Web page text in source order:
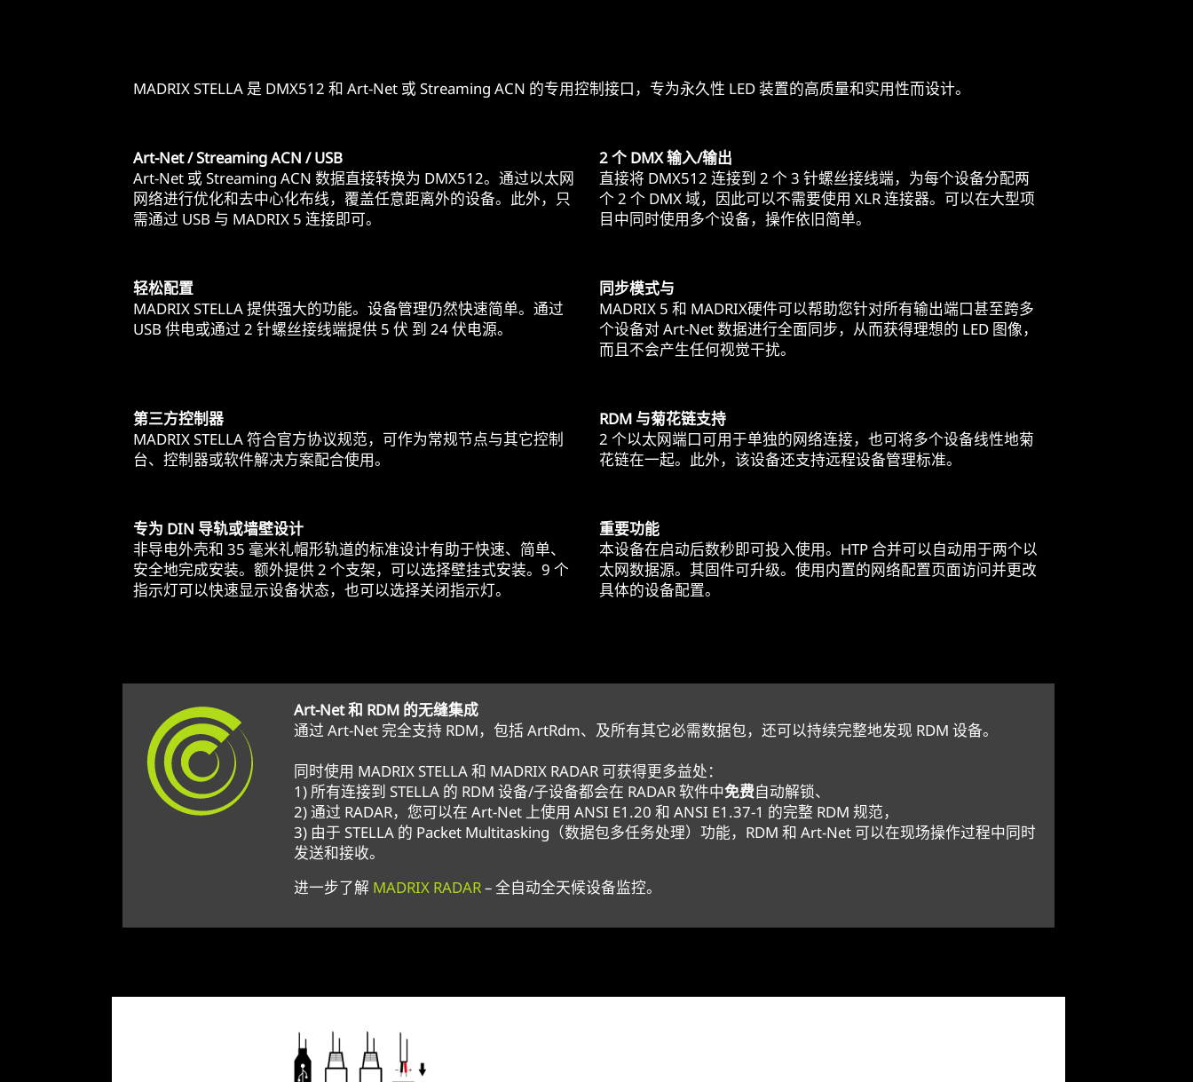
MADRIX STELLA 是 DMX512 和 Art-Net 或 Streaming ACN 的专用控制接口，专为永久性 LED 装置的高质量和实用性而设计。
Art-Net / Streaming ACN / USB
Art-Net 或 Streaming ACN 数据直接转换为 DMX512。通过以太网
网络进行优化和去中心化布线，覆盖任意距离外的设备。此外，只
需通过 USB 与 MADRIX 5 连接即可。
2 个 DMX 输入/输出
直接将 DMX512 连接到 2 个 3 针螺丝接线端，为每个设备分配两
个 2 个 DMX 域，因此可以不需要使用 XLR 连接器。可以在大型项
目中同时使用多个设备，操作依旧简单。
轻松配置
MADRIX STELLA 提供强大的功能。设备管理仍然快速简单。通过
USB 供电或通过 2 针螺丝接线端提供 5 伏 到 24 伏电源。
同步模式与
MADRIX 5 和 MADRIX硬件可以帮助您针对所有输出端口甚至跨多
个设备对 Art-Net 数据进行全面同步，从而获得理想的 LED 图像，
而且不会产生任何视觉干扰。
第三方控制器
MADRIX STELLA 符合官方协议规范，可作为常规节点与其它控制
台、控制器或软件解决方案配合使用。
RDM 与菊花链支持
2 个以太网端口可用于单独的网络连接，也可将多个设备线性地菊
花链在一起。此外，该设备还支持远程设备管理标准。
专为 DIN 导轨或墙壁设计
非导电外壳和 35 毫米礼帽形轨道的标准设计有助于快速、简单、
安全地完成安装。额外提供 2 个支架，可以选择壁挂式安装。9 个
指示灯可以快速显示设备状态，也可以选择关闭指示灯。
重要功能
本设备在启动后数秒即可投入使用。HTP 合并可以自动用于两个以
太网数据源。其固件可升级。使用内置的网络配置页面访问并更改
具体的设备配置。
Art-Net 和 RDM 的无缝集成
通过 Art-Net 完全支持 RDM，包括 ArtRdm、及所有其它必需数据包，还可以持续完整地发现 RDM 设备。
同时使用 MADRIX STELLA 和 MADRIX RADAR 可获得更多益处：
1) 所有连接到 STELLA 的 RDM 设备/子设备都会在 RADAR 软件中免费自动解锁、
2) 通过 RADAR，您可以在 Art-Net 上使用 ANSI E1.20 和 ANSI E1.37-1 的完整 RDM 规范，
3) 由于 STELLA 的 Packet Multitasking（数据包多任务处理）功能，RDM 和 Art-Net 可以在现场操作过程中同时
发送和接收。
进一步了解 MADRIX RADAR– 全自动全天候设备监控。